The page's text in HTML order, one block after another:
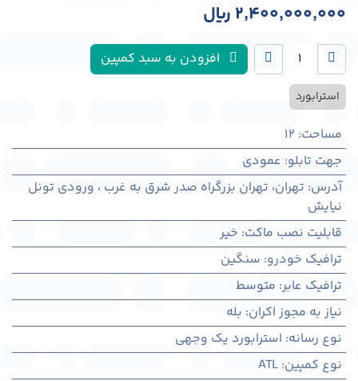
2,400,000,000 ﷼
افزودن به سبد کمپین
استرابورد
مساحت:
12
جهت تابلو: عمودی
آدرس: تهران، تهران بزرگراه صدر شرق به غرب ، ورودی تونل
نیایش
قابلیت نصب ماکت: خیر
ترافیک خودرو: سنگین
ترافیک عابر: متوسط
نیاز به مجوز اکران: بله
نوع رسانه: استرابورد یک وجهی
نوع کمپین:
ATL